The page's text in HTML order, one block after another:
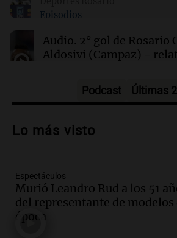
sábado 8 de agosto
Episodios
Audio. 2° gol de Rosario
Aldosivi (Campaz) -
Audio.Nuevo desarrollo
en Villa María
Audio.
la Bulaya abrirá sus
diversas actividades y
Panorama Federal
Podcast Últimas
Lo más visto
Espectáculos
Murió Leandro Rud a los 51
del representante de modelos
época